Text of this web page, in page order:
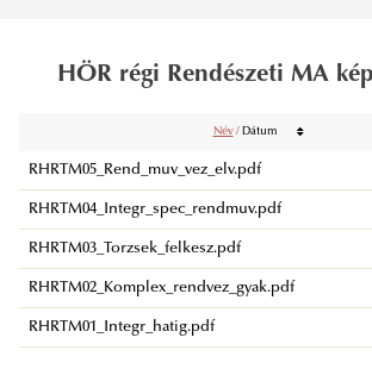
HÖR régi Rendészeti MA
Név/ Dátum
RHRTM05_Rend_muv_vez_elv.pdf
RHRTM04_Integr_spec_rendmuv.pdf
RHRTM03_Torzsek_felkesz.pdf
RHRTM02_Komplex_rendvez_gyak.pdf
RHRTM01_Integr_hatig.pdf